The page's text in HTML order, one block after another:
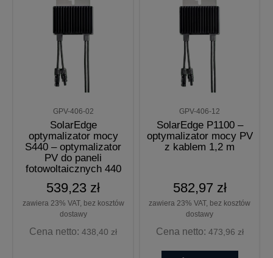
GPV-406-02
SolarEdge
optymalizator mocy
S440 – optymalizator
PV do paneli
fotowoltaicznych 440
539,23 zł
zawiera 23% VAT, bez kosztów
dostawy
Cena netto:438,40 zł
GPV-406-12
SolarEdge P1100 –
optymalizator mocy PV
z kablem 1,2 m
582,97 zł
zawiera 23% VAT, bez kosztów
dostawy
Cena netto: 473,96 zł